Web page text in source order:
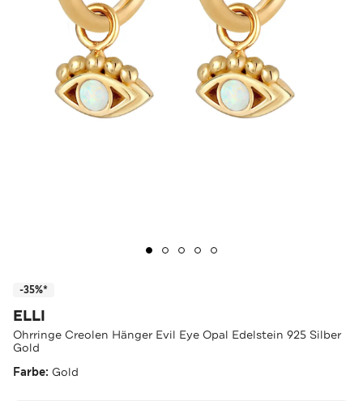
-35%*
ELLI
Ohrringe Creolen Hänger Evil Eye Opal Edelstein 925 Silber
Gold
Farbe: Gold